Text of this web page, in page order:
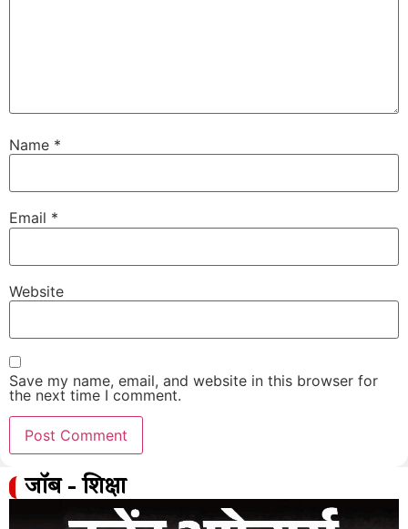
Name *
Email *
Website
Save my name, email, and website in this browser for
the next time I comment.
जॉब - शिक्षा